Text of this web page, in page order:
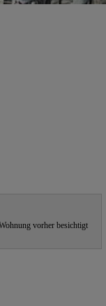
vorher besichtigt